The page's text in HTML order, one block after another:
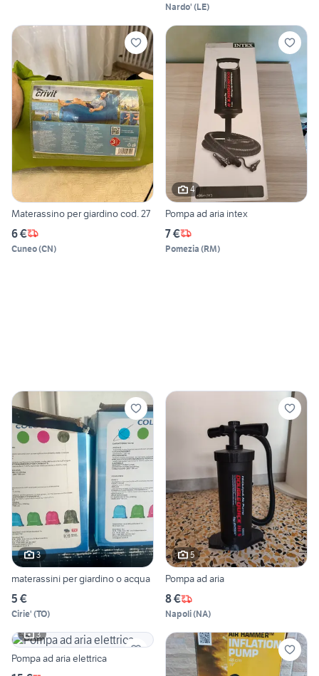
Nardo' (LE)
Materassino per giardino cod. 27
6 €
Cuneo(CN)
4
Pompa ad aria intex
7 €
Pomezia (RM)
3
materassini per giardino o acqua
5 €
Cirie' (TO)
5
Pompa ad aria
8 €
Napoli(NA)
3
Pompa ad aria elettrica